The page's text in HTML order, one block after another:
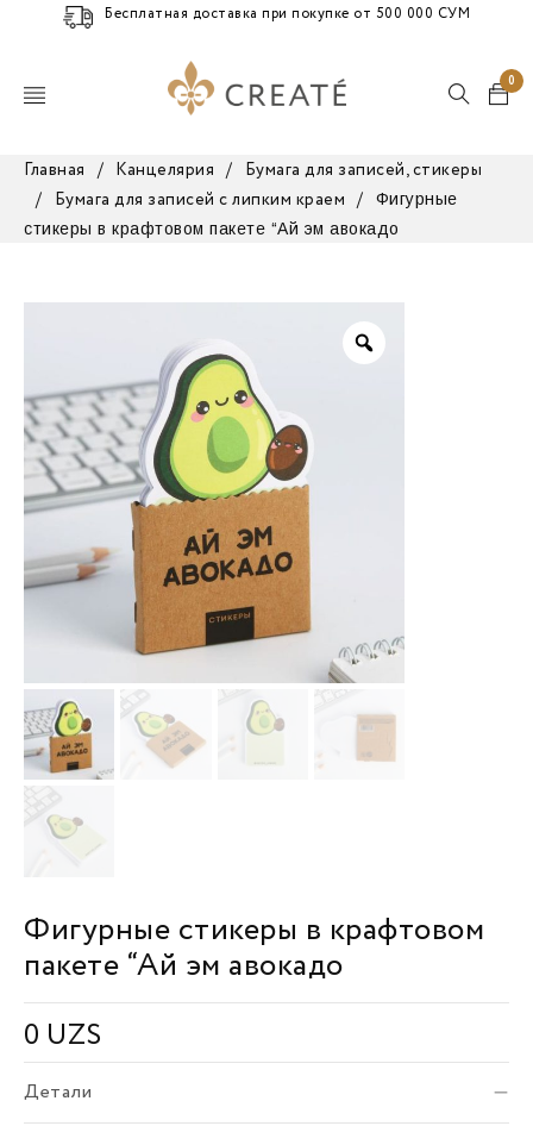
Бесплатная доставка при покупке от 500 000 СУМ
0
Главная / Канцелярия /
Бумага для записей, стикеры
/
Бумага для записей с липким краем /
Фигурные
стикеры в крафтовом пакете “Ай эм авокадо
Фигурные стикеры в крафтовом
пакете “Ай эм авокадо
0 UZS
Детали